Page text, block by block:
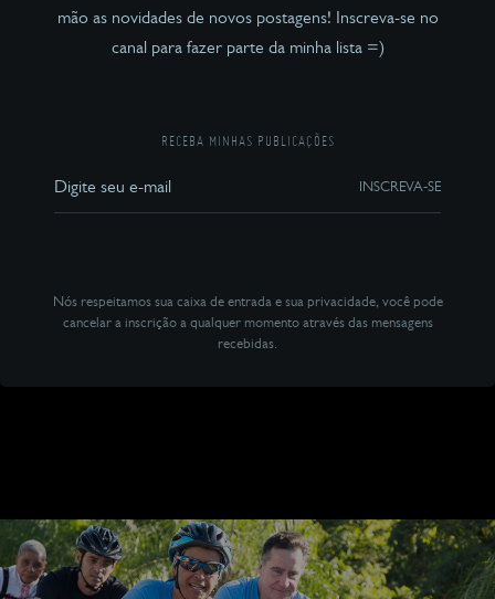
mão as novidades de novos postagens! Inscreva-se no
canal para fazer parte da minha lista =)
RECEBA MINHAS PUBLICAÇÕES
INSCREVA-SE
Nós respeitamos sua caixa de entrada e sua privacidade, você pode
cancelar a inscrição a qualquer momento através das mensagens
recebidas.